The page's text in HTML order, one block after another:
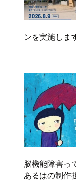
ンを実施しま
脳機能障害っ
あるはの制作